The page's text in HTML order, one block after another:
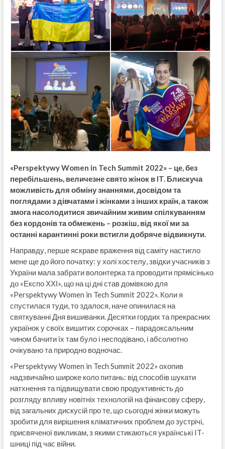
«Perspektywy Women in Tech Summit 2022» – це, без
перебільшень, величезне свято жінок в IT. Блискуча
можливість для обміну знаннями, досвідом та
поглядами з дівчатами і жінками з інших країн, а також
змога насолодитися звичайним живим спілкуванням
без кордонів та обмежень – розкіш, від якої ми за
останні карантинні роки встигли добряче відвикнути.
Направду, перше яскраве враження від саміту настигло
мене ще до його початку: у холі хостелу, звідки учасників з
України мала забрати волонтерка та проводити прямісінько
до «Експо ХХІ», що на ці дні став домівкою для
«Perspektywy Women in Tech Summit 2022». Коли я
спустилася туди, то здалося, наче опинилася на
святкуванні Дня вишиванки. Десятки гордих та прекрасних
українок у своїх вишитих сорочках – парадоксальним
чином бачити їх там було і несподівано, і абсолютно
очікувано та природно водночас.
«Perspektywy Women in Tech Summit 2022» охопив
надзвичайно широке коло питань: від способів шукати
натхнення та підвищувати свою продуктивність до
розгляду впливу новітніх технологій на фінансову сферу,
від загальних дискусій про те, що сьогодні жінки можуть
зробити для вирішення кліматичних проблем до зустрічі,
присвяченої викликам, з якими стикаються українські IT-
шниці під час війни.